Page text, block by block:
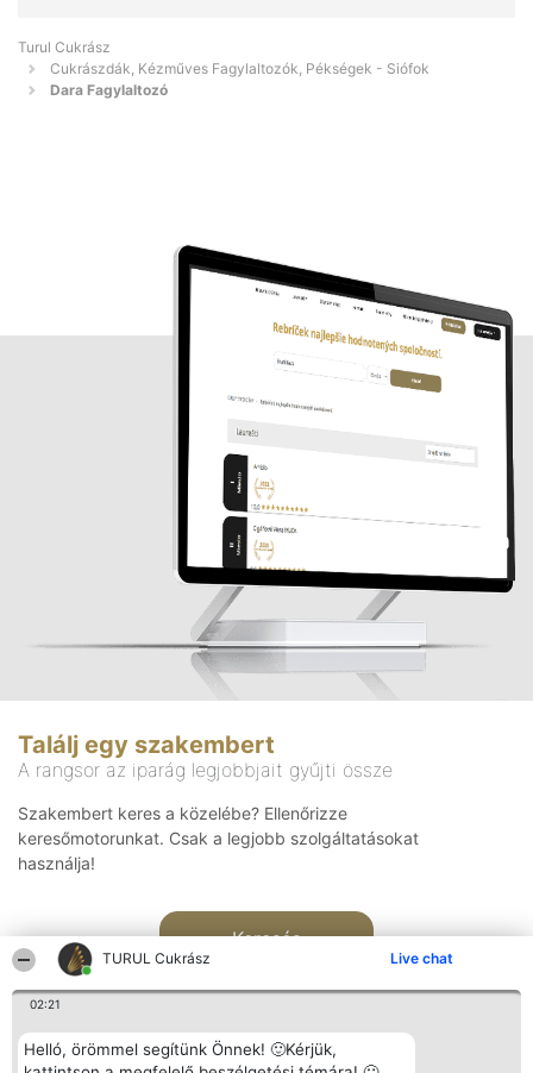
TURUL Cukrász Live chat
02:21
Helló, örömmel segítünk Önnek! 🙂Kérjük,
Turul Cukrász
Cukrászdák, Kézműves Fagylaltozók, Pékségek - Siófok
Dara Fagylaltozó
Találj egy szakembert
A rangsor az iparág legjobbjait gyűjti össze
Szakembert keres a közelébe? Ellenőrizze
keresőmotorunkat. Csak a legjobb szolgáltatásokat
használja!
Keresés